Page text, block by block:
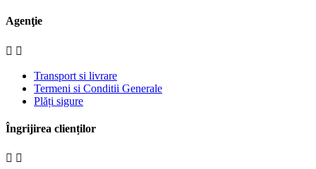
Agenţie
 
Transport si livrare
Termeni si Conditii Generale
Plăți sigure
Îngrijirea clienților
 